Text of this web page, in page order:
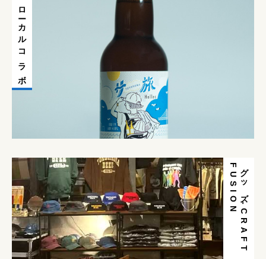
ローカルコラボ
グ
ッ
ズ
-
C
R
A
F
T
F
U
S
I
O
N